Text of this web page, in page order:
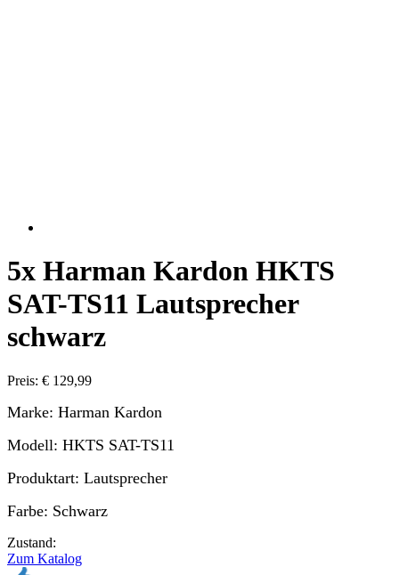
5x Harman Kardon HKTS
SAT-TS11 Lautsprecher
schwarz
Preis: € 129,99
Marke: Harman Kardon
Modell: HKTS SAT-TS11
Produktart: Lautsprecher
Farbe: Schwarz
Zustand:
Zum Katalog